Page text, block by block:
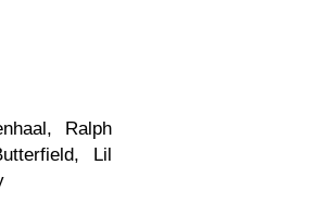
Ralph
Lil